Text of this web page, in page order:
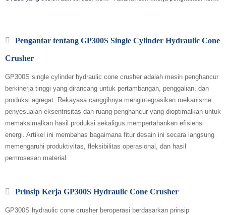
Pengantar tentang GP300S Single Cylinder Hydraulic Cone
Crusher
GP300S single cylinder hydraulic cone crusher adalah mesin penghancur
berkinerja tinggi yang dirancang untuk pertambangan, penggalian, dan
produksi agregat. Rekayasa canggihnya mengintegrasikan mekanisme
penyesuaian eksentrisitas dan ruang penghancur yang dioptimalkan untuk
memaksimalkan hasil produksi sekaligus mempertahankan efisiensi
energi. Artikel ini membahas bagaimana fitur desain ini secara langsung
memengaruhi produktivitas, fleksibilitas operasional, dan hasil
pemrosesan material.
Prinsip Kerja GP300S Hydraulic Cone Crusher
GP300S hydraulic cone crusher beroperasi berdasarkan prinsip